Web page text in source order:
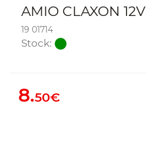
AMIO CLAXON 12V
19 01714
Stock:
8.50€